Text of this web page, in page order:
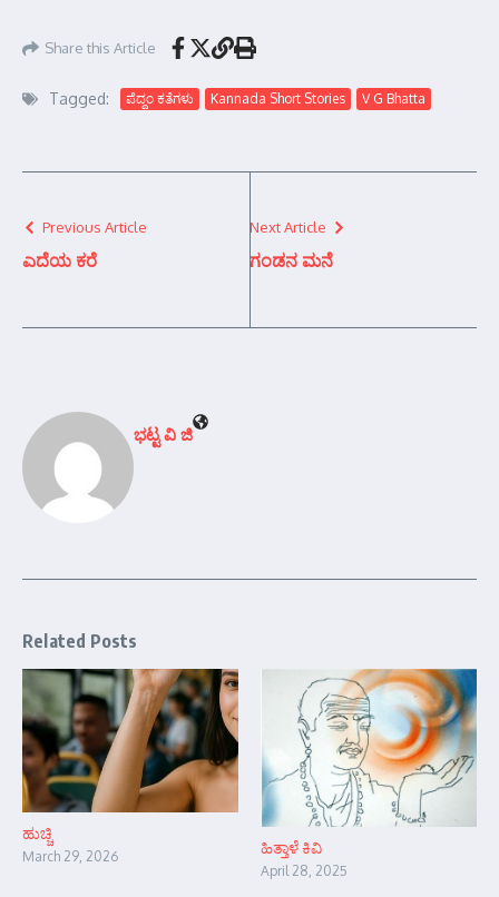
Share this Article
Tagged: ಪೆದ್ದಂ ಕತೆಗಳು Kannada Short Stories V G Bhatta
Previous Article
ಎದೆಯ ಕರೆ
Next Article
ಗಂಡನ ಮನೆ
ಭಟ್ಟ ವಿ ಜಿ
Related Posts
ಹುಚ್ಚಿ
March 29, 2026 ಹಿತ್ತಾಳೆ ಕಿವಿ
April 28, 2025